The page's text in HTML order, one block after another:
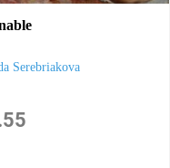
Serebriakova